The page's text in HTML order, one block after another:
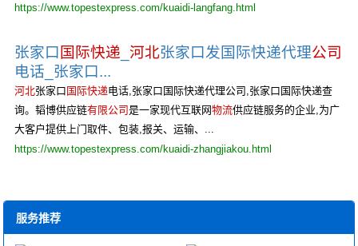
https://www.topestexpress.com/kuaidi-langfang.html
张家口 国际快递 河北张家口发国际快递代理公司
电话_张家口...
河北张家口 国际快递电话,张家口国际快递代理公司,张家口国际快递查
询。韬博供应链有限公司是一家现代互联网物流供应链服务的企业,为广
大客户提供上门取件、包装,报关、运输、...
https://www.topestexpress.com/kuaidi-zhangjiakou.html
服务推荐